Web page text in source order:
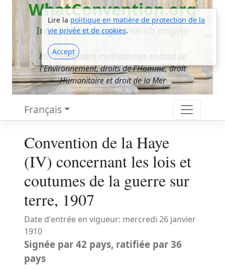
Lire la politique en matière de protection de la
vie privée et de cookies.
Accept
WhatConvention.org
International legal search engine
861 conventions multilatérales en droit de
l'Environnement, droits de l'Homme, droit
Humanitaire et droit de la Mer
Français
Convention de la Haye
(IV) concernant les lois et
coutumes de la guerre sur
terre, 1907
Date d'entrée en vigueur: mercredi 26 janvier
1910
Signée par 42 pays, ratifiée par 36
pays